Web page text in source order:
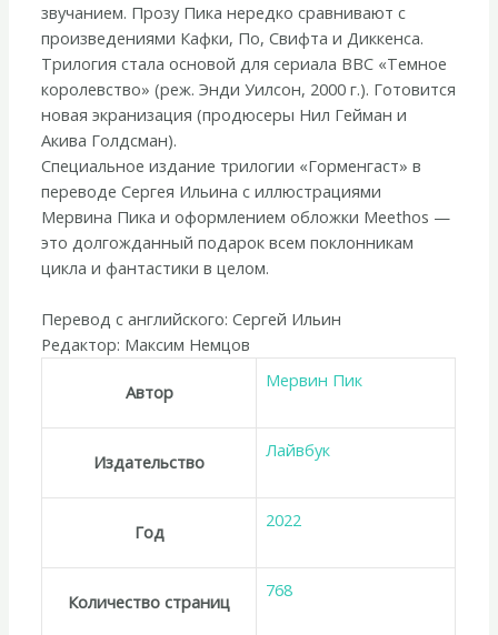
звучанием. Прозу Пика нередко сравнивают с
произведениями Кафки, По, Свифта и Диккенса.
Трилогия стала основой для сериала BBC «Темное
королевство» (реж. Энди Уилсон, 2000 г.). Готовится
новая экранизация (продюсеры Нил Гейман и
Акива Голдсман).
Специальное издание трилогии «Горменгаст» в
переводе Сергея Ильина c иллюстрациями
Мервина Пика и оформлением обложки Meethos —
это долгожданный подарок всем поклонникам
цикла и фантастики в целом.
Перевод с английского: Сергей Ильин
Редактор: Максим Немцов
Автор
Мервин Пик
Издательство
Лайвбук
Год
2022
Количество страниц
768